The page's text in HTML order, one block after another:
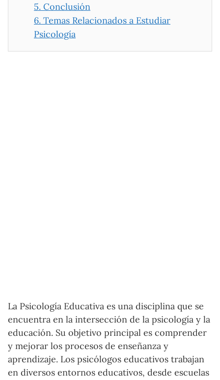
5. Conclusión
6. Temas Relacionados a Estudiar
Psicología
La Psicología Educativa es una disciplina que se
encuentra en la intersección de la psicología y la
educación. Su objetivo principal es comprender
y mejorar los procesos de enseñanza y
aprendizaje. Los psicólogos educativos trabajan
en diversos entornos educativos, desde escuelas